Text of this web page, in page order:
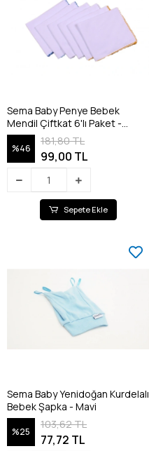
Sema Baby Penye Bebek
Mendil Çiftkat 6'lı Paket -
RENKLİ
%46
181,80 TL
99,00 TL
Sepete Ekle
Sema Baby Yenidoğan Kurdelalı
Bebek Şapka - Mavi
%25
103,62 TL
77,72 TL